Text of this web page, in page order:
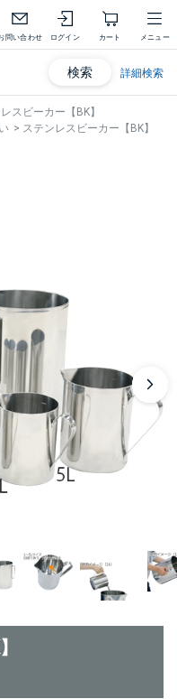
問い合わせ ログイン カート メニュー
検索 詳細検索
スビーカー【BK】
> ステンレスビーカー【BK】